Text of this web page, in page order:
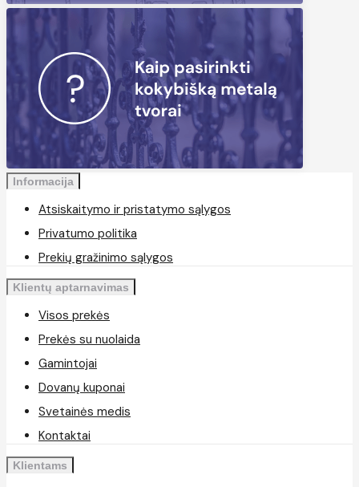
Informacija
Atsiskaitymo ir pristatymo sąlygos
Privatumo politika
Prekių gražinimo sąlygos
Klientų aptarnavimas
Visos prekės
Prekės su nuolaida
Gamintojai
Dovanų kuponai
Svetainės medis
Kontaktai
Klientams